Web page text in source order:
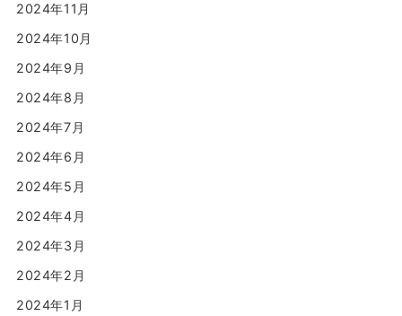
2024年11月
2024年10月
2024年9月
2024年8月
2024年7月
2024年6月
2024年5月
2024年4月
2024年3月
2024年2月
2024年1月